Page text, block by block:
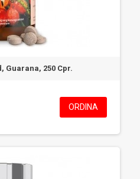
Guarana, 250 Cpr.
ORDINA